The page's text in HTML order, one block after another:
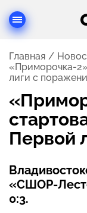
Главная
«Приморочка-
лиги с
Первой
«СШОР-
0:3.